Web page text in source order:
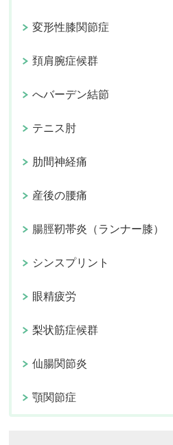
変形性膝関節症
頚肩腕症候群
へバーデン結節
テニス肘
肋間神経痛
産後の腰痛
腸脛靭帯炎（ランナー膝）
シンスプリント
眼精疲労
梨状筋症候群
仙腸関節炎
顎関節症